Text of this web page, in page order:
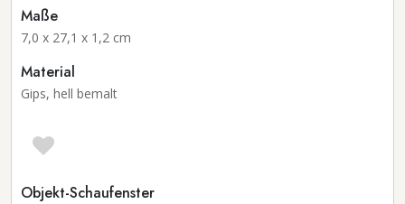
Maße
7,0 x 27,1 x 1,2 cm
Material
Gips, hell bemalt
Objekt-Schaufenster